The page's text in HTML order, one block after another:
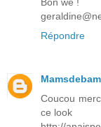
Répondre
Coucou
ce look